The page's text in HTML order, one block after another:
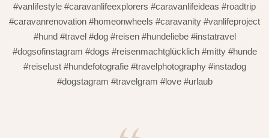
#vanlifestyle #caravanlifeexplorers #caravanlifeideas #roadtrip
#caravanrenovation #homeonwheels #caravanity #vanlifeproject
#hund #travel #dog #reisen #hundeliebe #instatravel
#dogsofinstagram #dogs #reisenmachtglücklich #mitty #hunde
#reiselust #hundefotografie #travelphotography #instadog
#dogstagram #travelgram #love #urlaub